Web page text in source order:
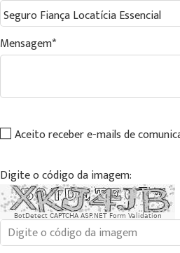
Mensagem
Aceito receber e-mails de
Digite o código da imagem:
BotDetect CAPTCHA ASP.NET Form Validation